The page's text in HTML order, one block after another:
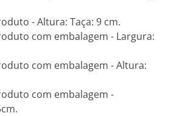
- Altura: Taça: 9 cm.
com embalagem - Largura:
com embalagem - Altura:
com embalagem -